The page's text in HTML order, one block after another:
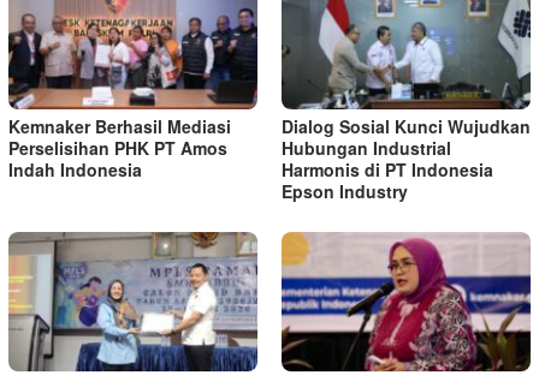
Kemnaker Berhasil Mediasi
Perselisihan PHK PT Amos
Indah Indonesia
Dialog Sosial Kunci Wujudkan
Hubungan Industrial
Harmonis di PT Indonesia
Epson Industry